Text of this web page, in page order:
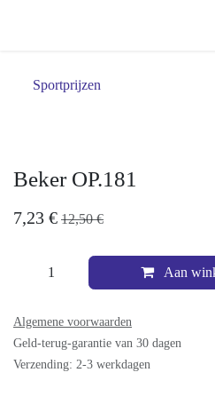
Sportprijzen
Beker OP.181
7,23 € 12,50€
Aan
Algemene voorwaarden
Geld-terug-garantie van 30 dagen
Verzending: 2-3 werkdagen